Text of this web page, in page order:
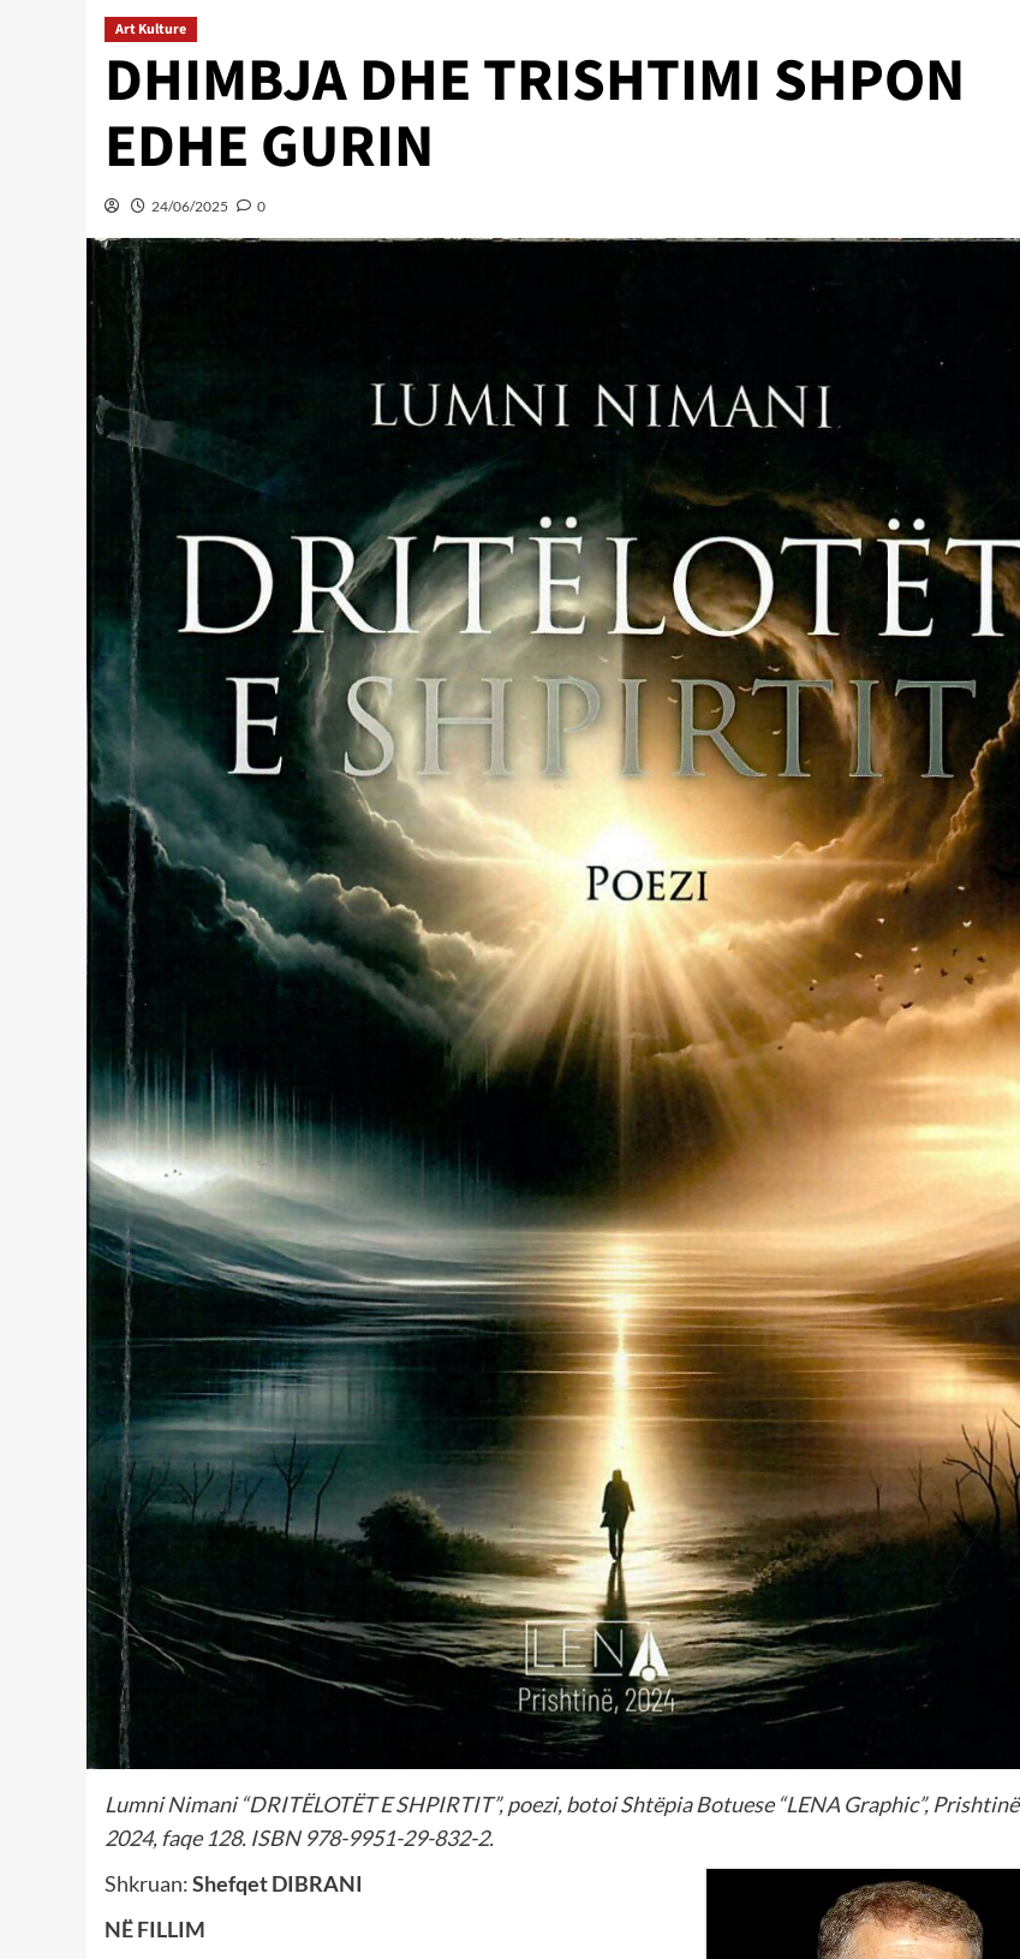
Art Kulture
DHIMBJA DHE TRISHTIMI SHPON
EDHE GURIN
24/06/2025 0
Lumni Nimani “DRITËLOTËT E SHPIRTIT”, poezi, botoi Shtëpia Botuese “LENA Graphic”, Prishtinë
2024, faqe 128. ISBN 978-9951-29-832-2.
Shkruan:Shefqet DIBRANI
NË FILLIM